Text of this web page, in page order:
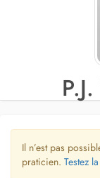
Il n’est pas
praticien. Testez